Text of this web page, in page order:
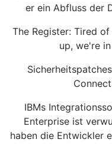
er ein Abfluss der
The Register: Tired
up, we're
IBMs
Enterprise ist
haben die Entwickler